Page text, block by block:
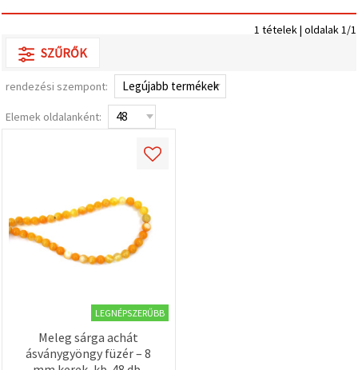
valamint
tartalmat
jelenítsünk
analitikai és
marketingpartnereink
kattintva
elfogadhatja
az összes
sütit, vagy
típusú sütik
kiválasztásával
1 tételek | oldalak 1/1
SZŰRŐK
rendezési szempont:
Elemek oldalanként:
LEGNÉPSZERŰBB
Meleg sárga achát
ásványgyöngy füzér – 8